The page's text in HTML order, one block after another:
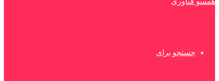
جستجو برای